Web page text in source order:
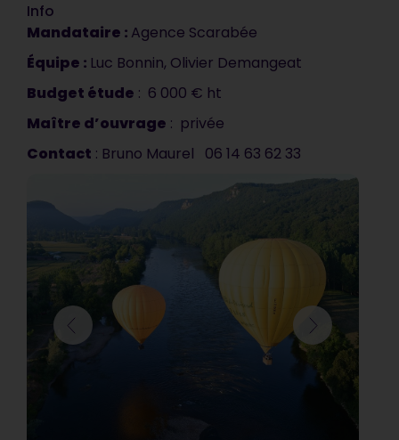
Info
Mandataire : Agence Scarabée
Équipe : Luc Bonnin, Olivier Demangeat
Budget étude : 6 000 € ht
Maître d’ouvrage : privée
Contact : Bruno Maurel 06 14 63 62 33
Votre document est
synthétique, précis et
vendeur. C’est impeccable, ça
correspond tout à fait à ce que
nous attendions. C’est
vraiment très bien !